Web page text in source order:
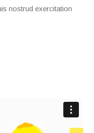
nostrud exercitation